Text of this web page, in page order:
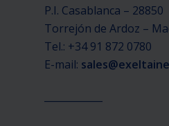
P.I. Casablanca – 28850
Torrejón de Ardoz –
Tel.: +34 91 872 0780
E-mail: